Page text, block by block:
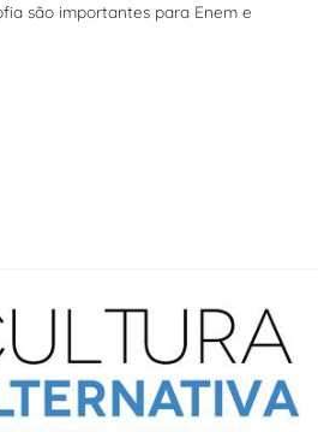
são importantes para Enem e